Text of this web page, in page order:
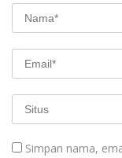
Simpan nama,